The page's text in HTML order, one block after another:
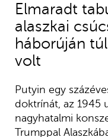
Elmaradt
alaszkai
háborúján
volt
Putyin egy
doktrínát, az 1945
nagyhatalmi
Trumppal